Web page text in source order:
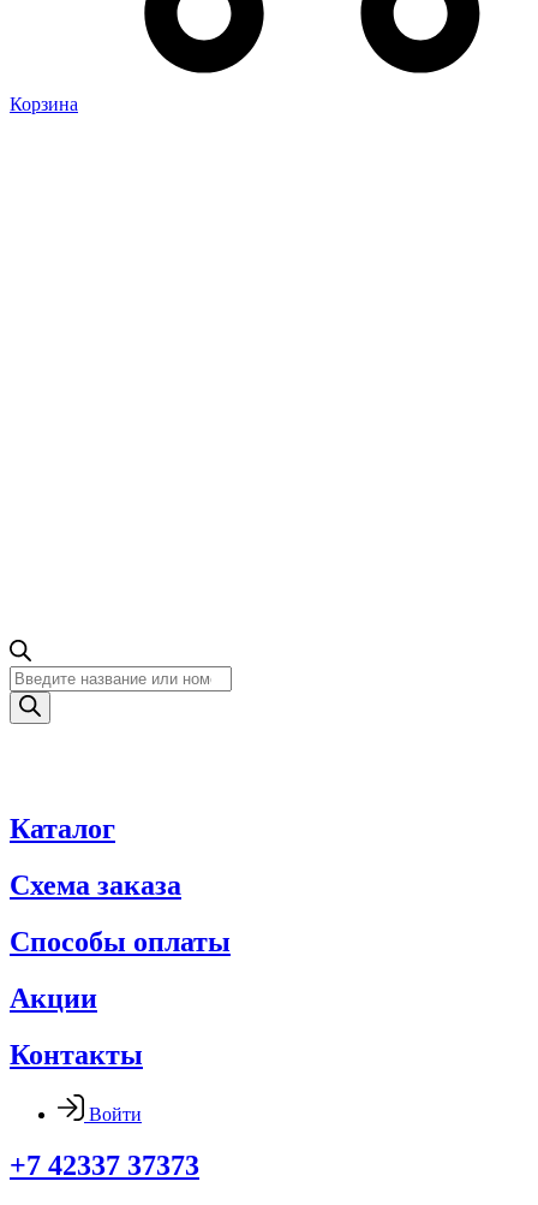
Корзина
Поиск
товаров
Каталог
Схема заказа
Способы оплаты
Акции
Контакты
Войти
+7 42337 37373